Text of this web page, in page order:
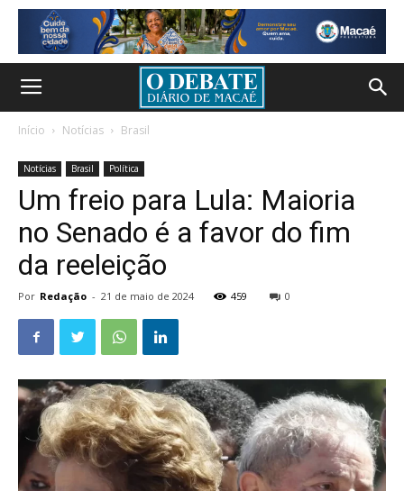
Início Notícias Brasil
Notícias Brasil Política
Um freio para Lula: Maioria
no Senado é a favor do fim
da reeleição
Por Redação - 21 de maio de 2024 459 0